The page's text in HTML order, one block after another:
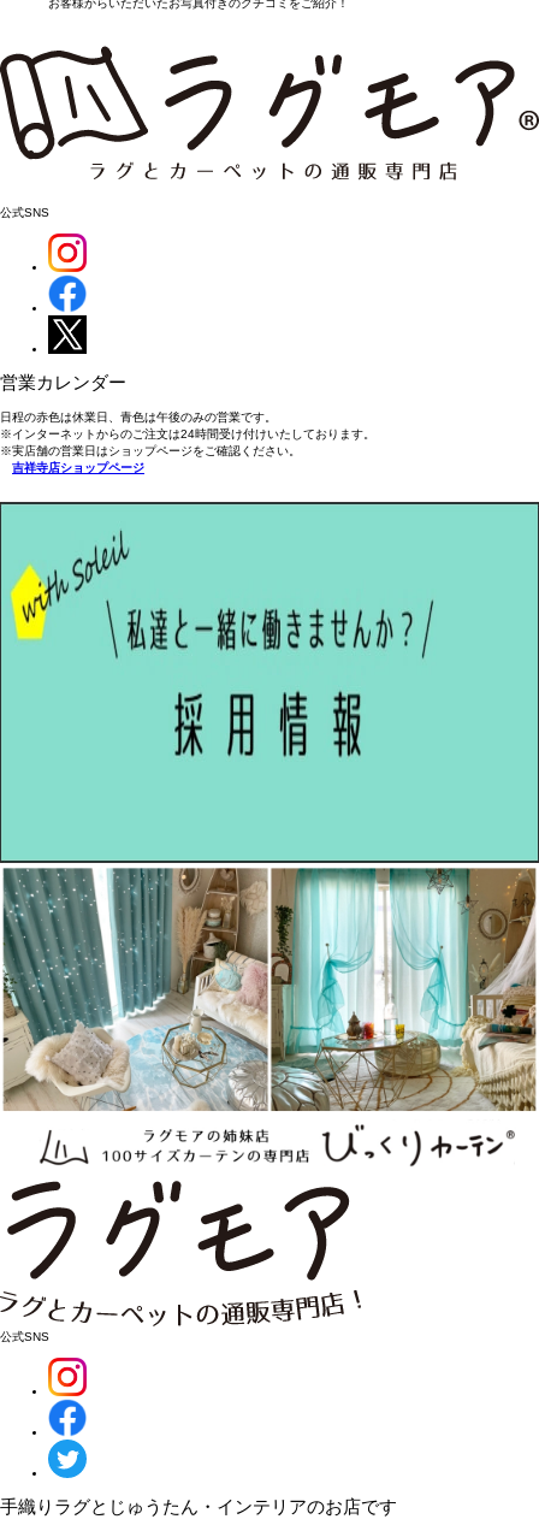
お客様からいただいたお写真付きのクチコミをご紹介！
公式SNS
営業カレンダー
日程の赤色は休業日、青色は午後のみの営業です。
※インターネットからのご注文は24時間受け付けいたしております。
※実店舗の営業日はショップページをご確認ください。
吉祥寺店ショップページ
公式SNS
手織りラグとじゅうたん・インテリアのお店です